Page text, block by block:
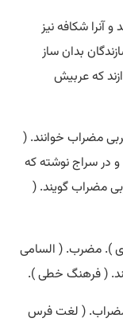
آنرا شکافه نیز
بدان ساز
که عربیش
مضراب خوانند. (
و در سراج نوشته که
مضراب گویند. (
). مضرب. ( السامی
( فرهنگ خطی ).
مضراب. ( لغت فرس